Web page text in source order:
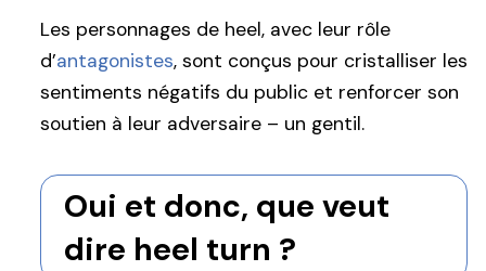
Les personnages de heel, avec leur rôle
d’antagonistes, sont conçus pour cristalliser les
sentiments négatifs du public et renforcer son
soutien à leur adversaire – un gentil.
Oui et donc, que veut
dire heel turn ?